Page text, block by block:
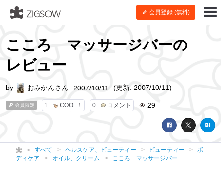
会員登録 (無料)
こころ マッサージバーの
レビュー
会員限定 1 COOL！ 0 コメント 29
by おみかんさん 2007/10/11 (更新: 2007/10/11)
すべて ヘルスケア、ビューティー ビューティー
ボ
ディケア
オイル、クリーム こころ マッサージバー